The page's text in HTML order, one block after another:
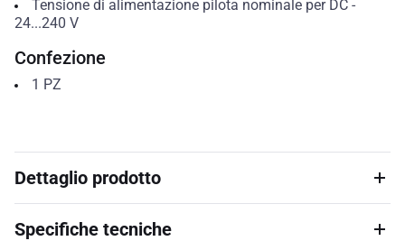
Tensione di alimentazione pilota nominale per DC-
24...240 V
Confezione
1 PZ
Dettaglio prodotto
Specifiche tecniche